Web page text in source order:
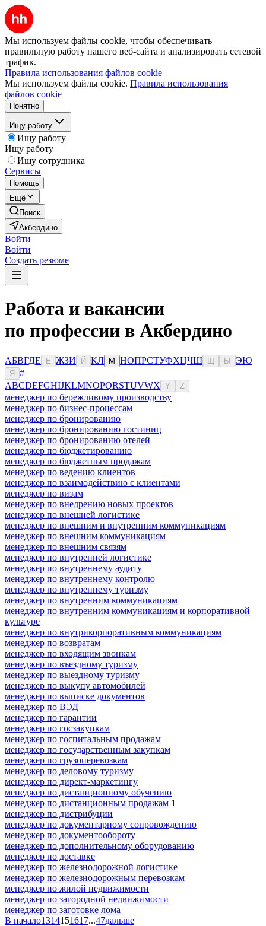
Мы используем файлы cookie, чтобы обеспечивать
правильную работу нашего веб-сайта и анализировать сетевой
трафик.
Правила использования файлов cookie
Мы используем файлы cookie. Правила использования
файлов cookie
Понятно
Ищу работу
Ищу работу
Ищу работу
Ищу сотрудника
Сервисы
Помощь
Ещё
Поиск
Акбердино
Войти
Войти
Создать резюме
Работа и вакансии
по профессии в Акбердино
АБВГДЕ Ё ЖЗИ Й КЛ М НОПРСТУФХЦЧШ Ы ЭЮ
Я
#
ABCDEFGHIJKLMNOPQRSTUVWX Y Z
менеджер по бережливому производству
менеджер по бизнес-процессам
менеджер по бронированию
менеджер по бронированию гостиниц
менеджер по бронированию отелей
менеджер по бюджетированию
менеджер по бюджетным продажам
менеджер по ведению клиентов
менеджер по взаимодействию с клиентами
менеджер по визам
менеджер по внедрению новых проектов
менеджер по внешней логистике
менеджер по внешним и внутренним коммуникациям
менеджер по внешним коммуникациям
менеджер по внешним связям
менеджер по внутренней логистике
менеджер по внутреннему аудиту
менеджер по внутреннему контролю
менеджер по внутреннему туризму
менеджер по внутренним коммуникациям
менеджер по внутренним коммуникациям и корпоративной
культуре
менеджер по внутрикорпоративным коммуникациям
менеджер по возвратам
менеджер по входящим звонкам
менеджер по въездному туризму
менеджер по выездному туризму
менеджер по выкупу автомобилей
менеджер по выписке документов
менеджер по ВЭД
менеджер по гарантии
менеджер по госзакупкам
менеджер по госпитальным продажам
менеджер по государственным закупкам
менеджер по грузоперевозкам
менеджер по деловому туризму
менеджер по директ-маркетингу
менеджер по дистанционному обучению
менеджер по дистанционным продажам 1
менеджер по дистрибуции
менеджер по документарному сопровождению
менеджер по документообороту
менеджер по дополнительному оборудованию
менеджер по доставке
менеджер по железнодорожной логистике
менеджер по железнодорожным перевозкам
менеджер по жилой недвижимости
менеджер по загородной недвижимости
менеджер по заготовке лома
В начало1314151617...47дальше